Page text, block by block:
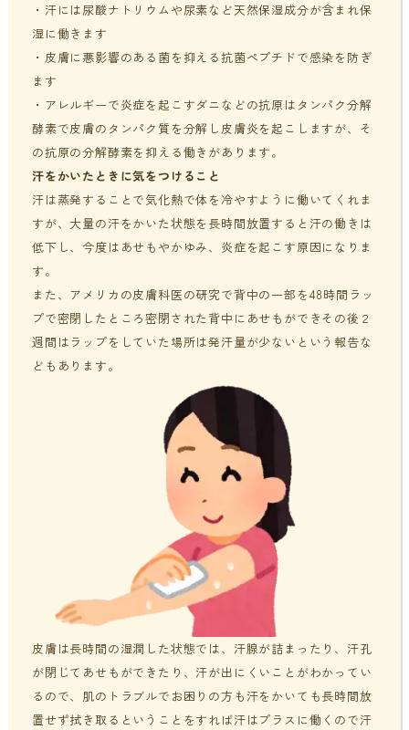
・汗には尿酸ナトリウムや尿素など天然保湿成分が含まれ保
湿に働きます
・皮膚に悪影響のある菌を抑える抗菌ペプチドで感染を防ぎ
ます
・アレルギーで炎症を起こすダニなどの抗原はタンパク分解
酵素で皮膚のタンパク質を分解し皮膚炎を起こしますが、そ
の抗原の分解酵素を抑える働きがあります。
汗をかいたときに気をつけること
汗は蒸発することで気化熱で体を冷やすように働いてくれま
すが、大量の汗をかいた状態を長時間放置すると汗の働きは
低下し、今度はあせもやかゆみ、炎症を起こす原因になりま
す。
また、アメリカの皮膚科医の研究で背中の一部を48時間ラッ
プで密閉したところ密閉された背中にあせもができその後２
週間はラップをしていた場所は発汗量が少ないという報告な
どもあります。
皮膚は長時間の湿潤した状態では、汗腺が詰まったり、汗孔
が閉じてあせもができたり、汗が出にくいことがわかってい
るので、肌のトラブルでお困りの方も汗をかいても長時間放
置せず拭き取るということをすれば汗はプラスに働くので汗